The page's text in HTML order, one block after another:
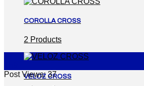
COROLLA CROSS
2 Products
VELOZ CROSS
Post Views: 37